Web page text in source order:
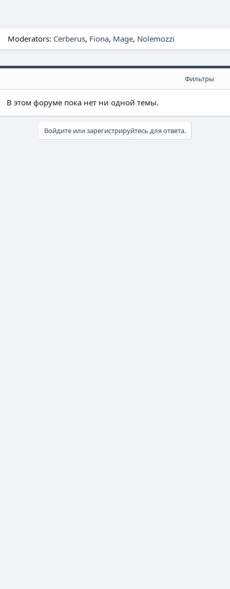
Moderators: Cerberus Fiona Mage Nolemozzi
Фильтры
В этом форуме пока нет ни одной темы.
Войдите или зарегистрируйтесь для ответа.